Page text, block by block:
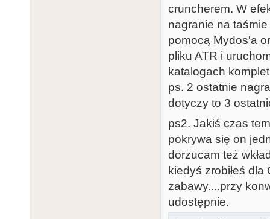
cruncherem. W
nagranie na
pomocą Mydos'a
pliku ATR i
katalogach
ps. 2 ostatnie
dotyczy to 3
ps2. Jakiś czas
pokrywa się on
dorzucam też
kiedyś zrobiłeś
zabawy....przy
udostępnie.